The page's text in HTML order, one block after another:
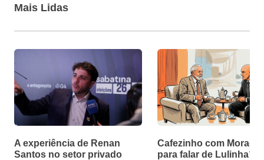
Mais Lidas
A experiência de Renan
Santos no setor privado
Cafezinho com Moraes
para falar de Lulinha?